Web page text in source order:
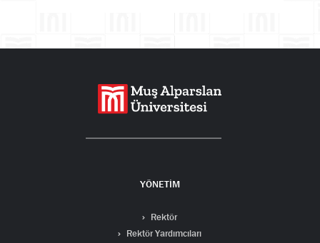
YÖNETİM
Rektör
Rektör Yardımcıları